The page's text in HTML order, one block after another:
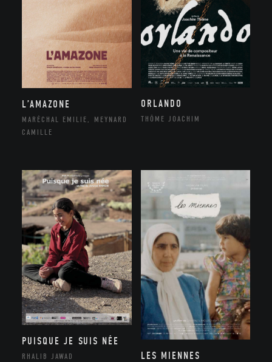
L’AMAZONE
MARÉCHAL EMILIE, MEYNARD
CAMILLE
ORLANDO
THÔME JOACHIM
PUISQUE JE SUIS NÉE
RHALIB JAWAD LES MIENNES